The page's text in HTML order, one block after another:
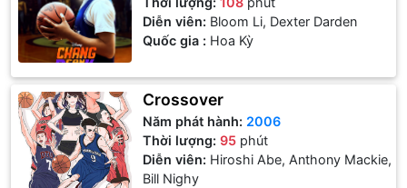
Diễn viên: Bloom Li, Dexter Darden
Quốc gia : Hoa Kỳ
Crossover
Năm phát hành: 2006
Thời lượng:95 phút
Diễn viên: Hiroshi Abe, Anthony Mackie,
Bill Nighy